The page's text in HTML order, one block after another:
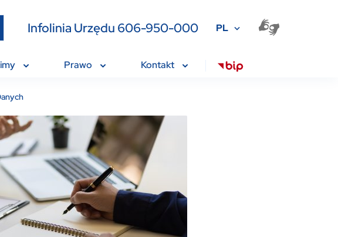
Infolinia Urzędu 606-950-000 PL
Prawo Kontakt